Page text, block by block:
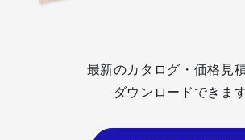
最新のカタログ・価格見
ダウンロードできま